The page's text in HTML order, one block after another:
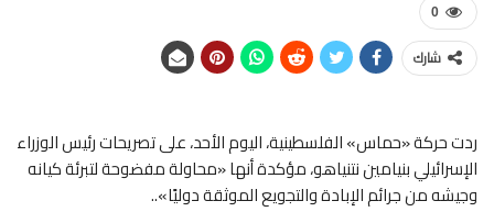
0
شارك
ردت حركة «حماس» الفلسطينية، اليوم الأحد، على تصريحات رئيس الوزراء
الإسرائيلي بنيامين نتنياهو، مؤكدة أنها «محاولة مفضوحة لتبرئة كيانه
وجيشه من جرائم الإبادة والتجويع الموثقة دوليًا»..